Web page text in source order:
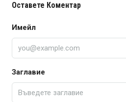
Оставете Коментар
Имейл
Заглавие